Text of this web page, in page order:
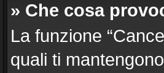
» Che cosa
La funzione
quali ti